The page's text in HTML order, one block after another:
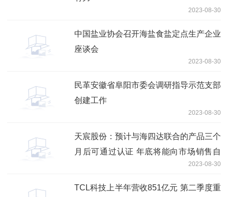
2023-08-30
中国盐业协会召开海盐食盐定点生产企业
座谈会
2023-08-30
民革安徽省阜阳市委会调研指导示范支部
创建工作
2023-08-30
天宸股份：预计与海四达联合的产品三个
月后可通过认证 年底将能向市场销售自
2023-08-30
TCL科技上半年营收851亿元 第二季度重